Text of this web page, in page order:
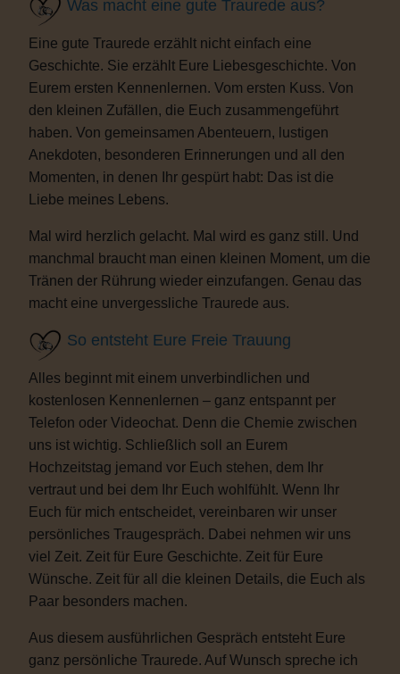
Was macht eine gute Traurede aus?
Eine gute Traurede erzählt nicht einfach eine
Geschichte. Sie erzählt Eure Liebesgeschichte. Von
Eurem ersten Kennenlernen. Vom ersten Kuss. Von
den kleinen Zufällen, die Euch zusammengeführt
haben. Von gemeinsamen Abenteuern, lustigen
Anekdoten, besonderen Erinnerungen und all den
Momenten, in denen Ihr gespürt habt: Das ist die
Liebe meines Lebens.
Mal wird herzlich gelacht. Mal wird es ganz still. Und
manchmal braucht man einen kleinen Moment, um die
Tränen der Rührung wieder einzufangen. Genau das
macht eine unvergessliche Traurede aus.
So entsteht Eure Freie Trauung
Alles beginnt mit einem unverbindlichen und
kostenlosen Kennenlernen – ganz entspannt per
Telefon oder Videochat. Denn die Chemie zwischen
uns ist wichtig. Schließlich soll an Eurem
Hochzeitstag jemand vor Euch stehen, dem Ihr
vertraut und bei dem Ihr Euch wohlfühlt. Wenn Ihr
Euch für mich entscheidet, vereinbaren wir unser
persönliches Traugespräch. Dabei nehmen wir uns
viel Zeit. Zeit für Eure Geschichte. Zeit für Eure
Wünsche. Zeit für all die kleinen Details, die Euch als
Paar besonders machen.
Aus diesem ausführlichen Gespräch entsteht Eure
ganz persönliche Traurede. Auf Wunsch spreche ich